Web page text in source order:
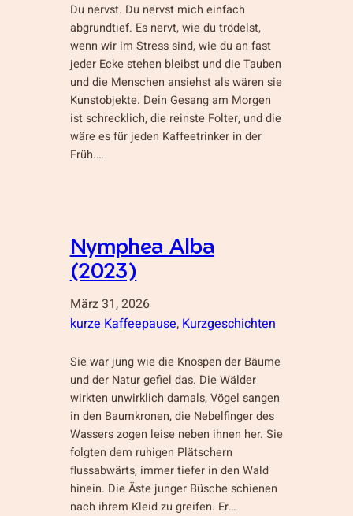
Du nervst. Du nervst mich einfach
abgrundtief. Es nervt, wie du trödelst,
wenn wir im Stress sind, wie du an fast
jeder Ecke stehen bleibst und die Tauben
und die Menschen ansiehst als wären sie
Kunstobjekte. Dein Gesang am Morgen
ist schrecklich, die reinste Folter, und die
wäre es für jeden Kaffeetrinker in der
Früh.…
Nymphea Alba
(2023)
März 31, 2026
kurze Kaffeepause, Kurzgeschichten
Sie war jung wie die Knospen der Bäume
und der Natur gefiel das. Die Wälder
wirkten unwirklich damals, Vögel sangen
in den Baumkronen, die Nebelfinger des
Wassers zogen leise neben ihnen her. Sie
folgten dem ruhigen Plätschern
flussabwärts, immer tiefer in den Wald
hinein. Die Äste junger Büsche schienen
nach ihrem Kleid zu greifen. Er…